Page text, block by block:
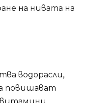
на нивата на
водорасли,
повишават